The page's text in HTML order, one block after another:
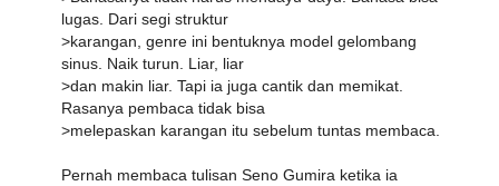
lugas. Dari segi struktur
>karangan, genre ini bentuknya model gelombang
sinus. Naik turun. Liar, liar
>dan makin liar. Tapi ia juga cantik dan memikat.
Rasanya pembaca tidak bisa
>melepaskan karangan itu sebelum tuntas membaca.
Pernah membaca tulisan Seno Gumira ketika ia